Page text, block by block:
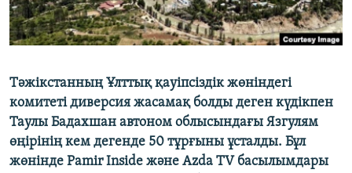
Тәжікстанның Ұлттық қауіпсіздік жөніндегі
комитеті диверсия жасамақ болды деген күдікпен
Таулы Бадахшан автоном облысындағы Язгулям
өңірінің кем дегенде 50 тұрғыны ұсталды. Бұл
жөнінде Pamir Inside және Azda TV басылымдары